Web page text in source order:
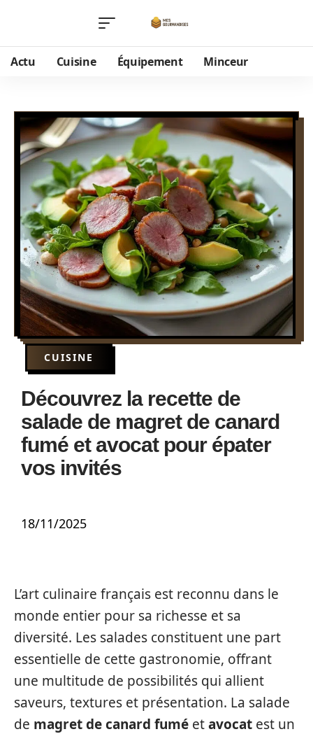
Actu Cuisine Équipement Minceur
CUISINE
Découvrez la recette de
salade de magret de canard
fumé et avocat pour épater
vos invités
18/11/2025
L’art culinaire français est reconnu dans le
monde entier pour sa richesse et sa
diversité. Les salades constituent une part
essentielle de cette gastronomie, offrant
une multitude de possibilités qui allient
saveurs, textures et présentation. La salade
de magret de canard fumé etavocat est un